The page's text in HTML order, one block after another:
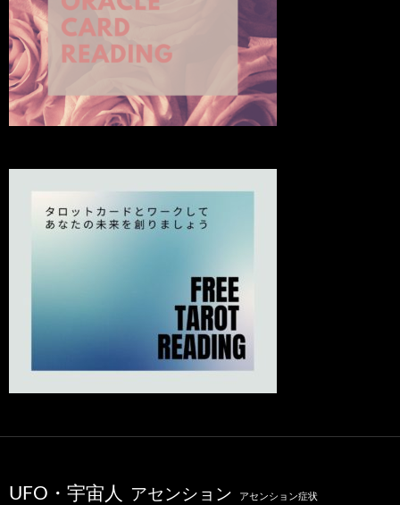
UFO・宇宙人 アセンション アセンション症状